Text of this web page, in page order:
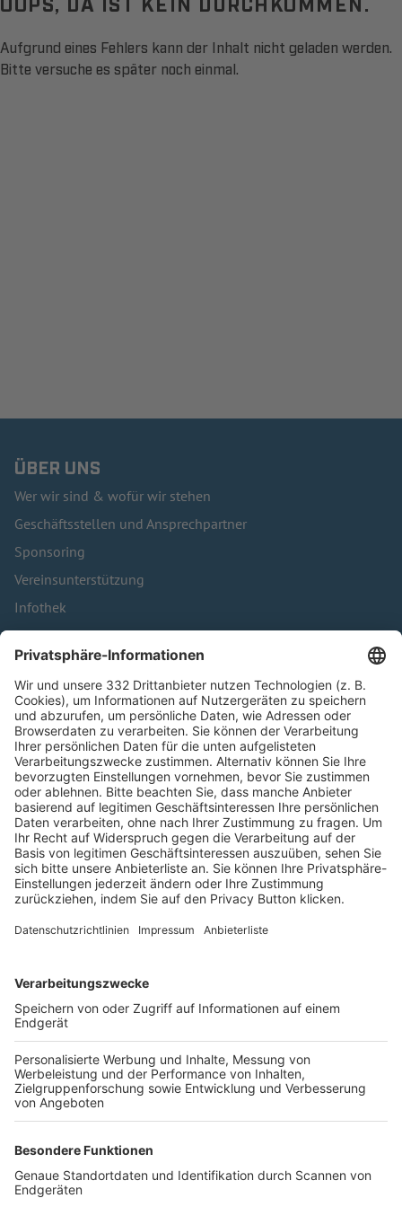
Aufgrund eines Fehlers kann der Inhalt nicht geladen werden.
Bitte versuche es später noch einmal.
ÜBER UNS
Wer wir sind & wofür wir stehen
Geschäftsstellen und Ansprechpartner
Sponsoring
Vereinsunterstützung
Infothek
Kontakt
HÄUFIG BESUCHTE SEITEN
Pässe und Vereinswechsel
Trainerausbildung
Schulungsangebot Vereinsmitarbeiter
BFV-Geschäftsstellen
Trainerbörse
Login SpielPlus
FOLGE DEM BFV
TOP-VEREINE
TOP-PARTNER